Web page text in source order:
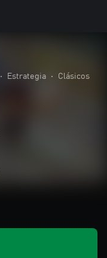
• Estrategia •
Clásicos